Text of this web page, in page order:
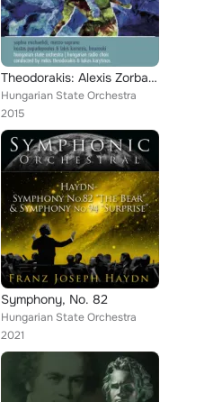
Theodorakis: Alexis Zorbas Ballet Suite
Hungarian State Orchestra
2015
Symphony, No. 82
Hungarian State Orchestra
2021